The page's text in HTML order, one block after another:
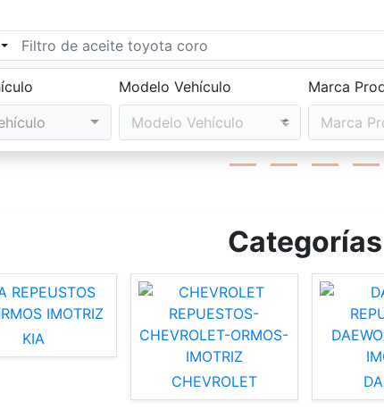
tipo de búsqueda
Modelo Vehículo
Modelo Vehículo
Marca
Marca
Categorías
KIA
CHEVROLET